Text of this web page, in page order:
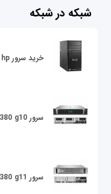
شبکه در شبکه
خرید سرور hp
سرور dl380 g10
سرور dl380 g11